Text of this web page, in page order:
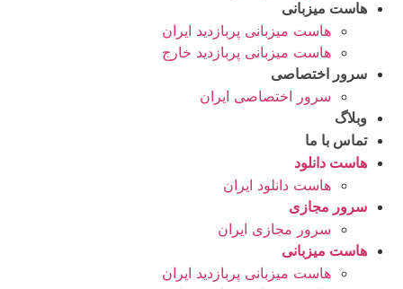
هاست میزبانی
هاست میزبانی پربازدید ایران
هاست میزبانی پربازدید خارج
سرور اختصاصی
سرور اختصاصی ایران
وبلاگ
تماس با ما
هاست دانلود
هاست دانلود ایران
سرور مجازی
سرور مجازی ایران
هاست میزبانی
هاست میزبانی پربازدید ایران